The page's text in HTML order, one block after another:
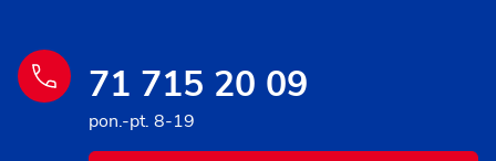
71 715 20 09
pon.-pt. 8-19